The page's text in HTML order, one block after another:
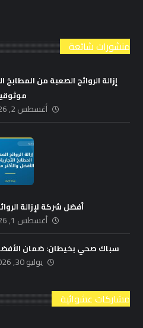
منشورات شائعة
إزالة الروائح الصعبة من المطابخ
أغسطس 2, 2026
أفضل شركة لإزالة
أغسطس 1, 2026
سباك صحي بخيطان: ضمان
يوليو 30, 2026
مشاركات عشوائية